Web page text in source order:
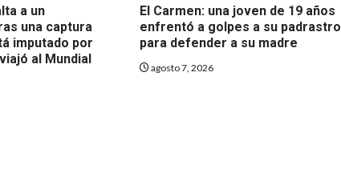
a un
una captura
imputado por
al Mundial
El Carmen: una joven de 19 años
enfrentó a golpes a su padrastro
para defender a su madre
agosto 7, 2026